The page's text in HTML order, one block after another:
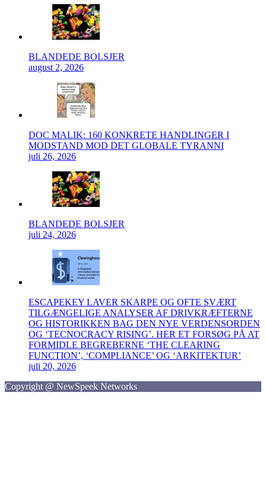
BLANDEDE BOLSJER
august 2, 2026
DOC MALIK: 160 KONKRETE HANDLINGER I
MODSTAND MOD DET GLOBALE TYRANNI
juli 26, 2026
BLANDEDE BOLSJER
juli 24, 2026
ESCAPEKEY LAVER SKARPE OG OFTE SVÆRT
TILGÆNGELIGE ANALYSER AF DRIVKRÆFTERNE
OG HISTORIKKEN BAG DEN NYE VERDENSORDEN
OG ‘TECNOCRACY RISING’. HER ET FORSØG PÅ AT
FORMIDLE BEGREBERNE ‘THE CLEARING
FUNCTION’, ‘COMPLIANCE’ OG ‘ARKITEKTUR’
juli 20, 2026
Copyright @ NewSpeek Networks